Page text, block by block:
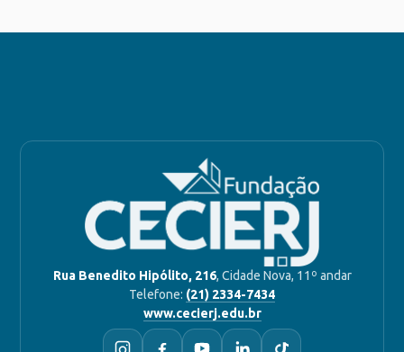
Rua Benedito Hipólito, 216, Cidade Nova, 11º andar
Telefone: (21) 2334-7434
www.cecierj.edu.br